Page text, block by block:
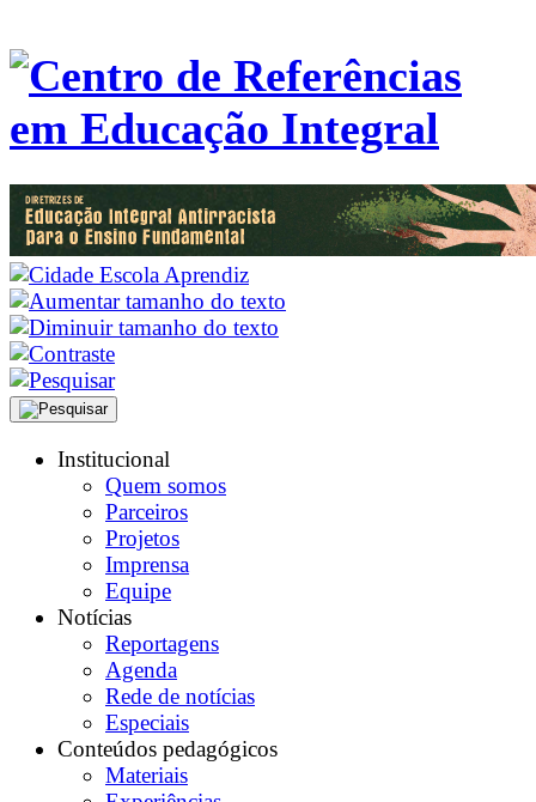
Institucional
Quem somos
Parceiros
Projetos
Imprensa
Equipe
Notícias
Reportagens
Agenda
Rede de notícias
Especiais
Conteúdos pedagógicos
Materiais